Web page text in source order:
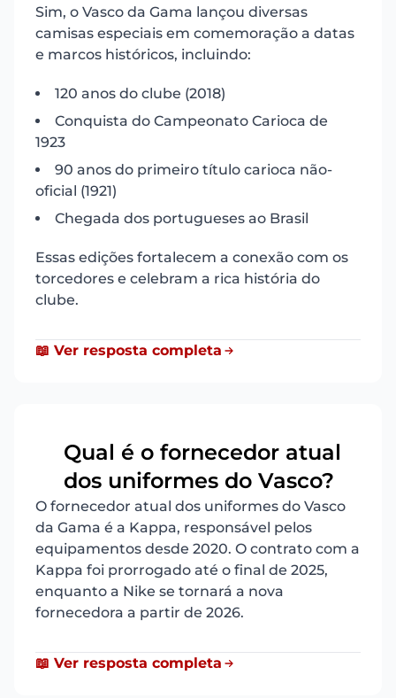
Sim, o Vasco da Gama lançou diversas
camisas especiais em comemoração a datas
e marcos históricos, incluindo:
120 anos do clube (2018)
Conquista do Campeonato Carioca de
1923
90 anos do primeiro título carioca não-
oficial (1921)
Chegada dos portugueses ao Brasil
Essas edições fortalecem a conexão com os
torcedores e celebram a rica história do
clube.
📖 Ver resposta completa
Qual é o fornecedor atual
dos uniformes do Vasco?
O fornecedor atual dos uniformes do Vasco
da Gama é a Kappa, responsável pelos
equipamentos desde 2020. O contrato com a
Kappa foi prorrogado até o final de 2025,
enquanto a Nike se tornará a nova
fornecedora a partir de 2026.
📖 Ver resposta completa